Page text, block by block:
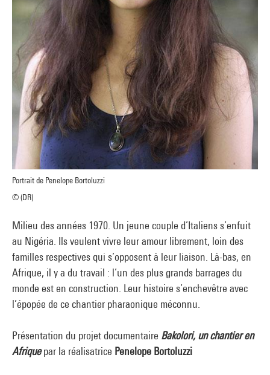
Portrait de Penelope Bortoluzzi
© (DR)
Milieu des années 1970. Un jeune couple d’Italiens s’enfuit
au Nigéria. Ils veulent vivre leur amour librement, loin des
familles respectives qui s’opposent à leur liaison. Là-bas, en
Afrique, il y a du travail : l’un des plus grands barrages du
monde est en construction. Leur histoire s’enchevêtre avec
l’épopée de ce chantier pharaonique méconnu.
Présentation du projet documentaire Bakolori, un chantier en
Afriquepar la réalisatrice Penelope Bortoluzzi